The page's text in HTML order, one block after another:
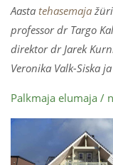
Aasta tehasemaja
professor dr Targo
direktor dr Jarek
Veronika Valk-Siska
Palkmaja elumaja /